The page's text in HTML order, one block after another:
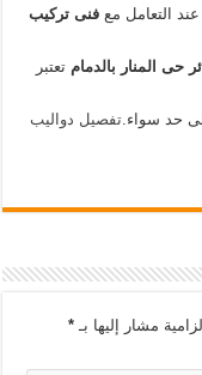
التعامل معفنى تركيب
حى المنار بالدمامتعتبر
حد سواء.تفصيل دواليب
مشار إليها بـ*